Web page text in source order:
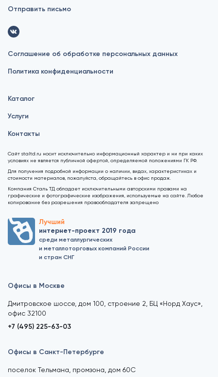
Отправить письмо
Соглашение об обработке персональных данных
Политика конфиденциальности
Каталог
Услуги
Контакты
Сайт staltd.ru носит исключительно информационный характер и ни при каких
условиях не является публичной офертой, определяемой положениями ГК РФ.
Для получения подробной информации о наличии, видах, характеристиках и
стоимости материалов, пожалуйста, обращайтесь в офис продаж.
Компания Сталь ТД обладает исключительными авторскими правами на
графические и фотографические изображения, используемые на сайте. Любое
копирование без разрешения правообладателя запрещено
Лучший
интернет-проект 2019 года
среди металлургических
и металлоторговых компаний России
и стран СНГ
Офисы в Москве
Дмитровское шоссе, дом 100, строение 2, БЦ «Норд Хаус»,
офис 32100
+7 (495) 225-63-03
Офисы в Санкт-Петербурге
поселок Тельмана, промзона, дом 60С